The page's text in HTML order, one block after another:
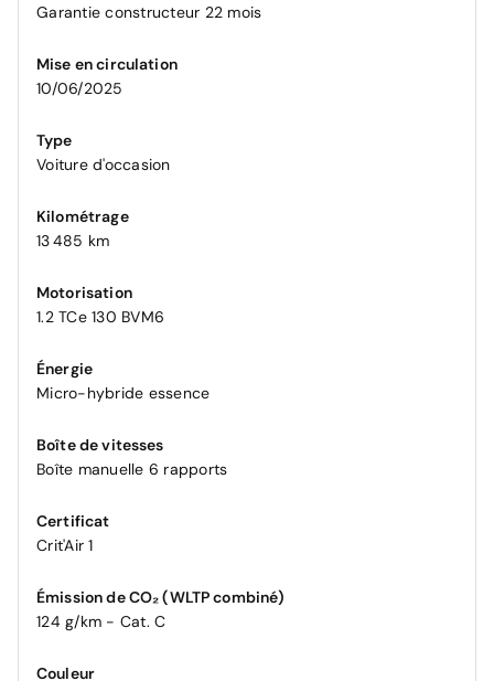
Garantie constructeur 22 mois
Mise en circulation
10/06/2025
Type
Voiture d'occasion
Kilométrage
13 485 km
Motorisation
1.2 TCe 130 BVM6
Énergie
Micro-hybride essence
Boîte de vitesses
Boîte manuelle 6 rapports
Certificat
Crit'Air 1
Émission de CO₂ (WLTP combiné)
124 g/km - Cat. C
Couleur